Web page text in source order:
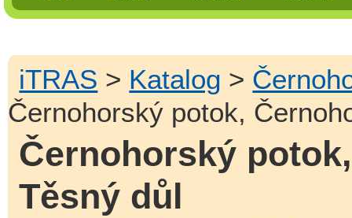
iTRAS > Katalog >
Černohorský potok,
Černohorský
Těsný důl